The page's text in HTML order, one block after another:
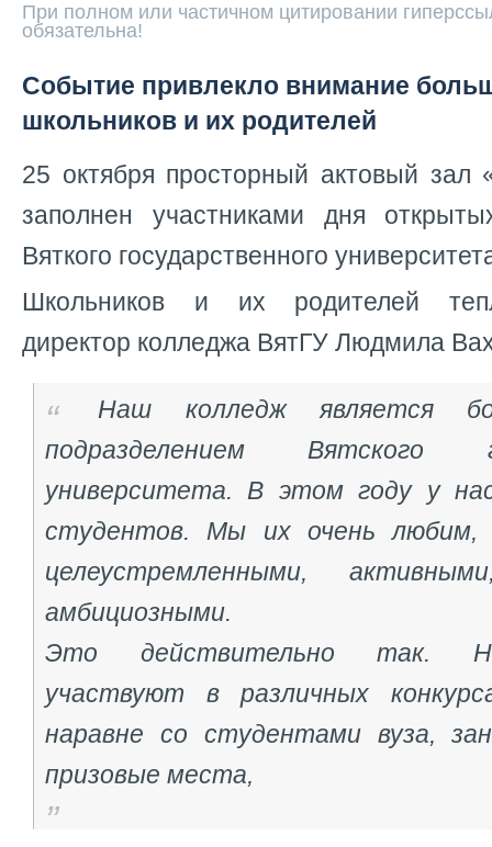
При полном или частичном цитировании
обязательна!
Событие привлекло внимание
школьников и их родителей
25 октября просторный актовый
заполнен участниками дня
Вяткого государственного
Школьников и их родителей
директор колледжа ВятГУ Людмила
Наш колледж является
подразделением Вятского
университета. В этом году у
студентов. Мы их очень любим,
целеустремленными,
амбициозными.
Это действительно так.
участвуют в различных
наравне со студентами вуза,
призовые места,